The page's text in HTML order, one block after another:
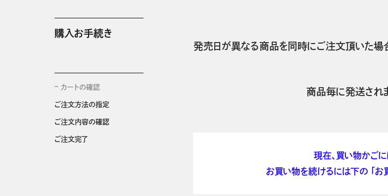
購入お手続き
カートの確認
ご注文方法の指定
ご注文内容の確認
ご注文完了
発売日が異なる商品を同時にご注文頂いた場
商品毎に発送され
現在、買い物かご
お買い物を続けるには下の 「お